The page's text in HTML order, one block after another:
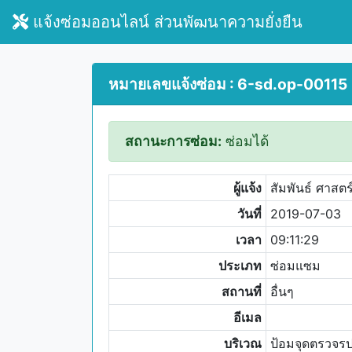
แจ้งซ่อมออนไลน์ ส่วนพัฒนาความยั่งยืน
หมายเลขแจ้งซ่อม : 6-sd.op-00115
สถานะการซ่อม: ซ่อมได้
ผู้แจ้ง สัมพันธ์ ศาสต
วันที่ 2019-07-03
เวลา 09:11:29
ประเภท ซ่อมแซม
สถานที่ อื่นๆ
อีเมล
บริเวณ ป้อมจุดตรวจร